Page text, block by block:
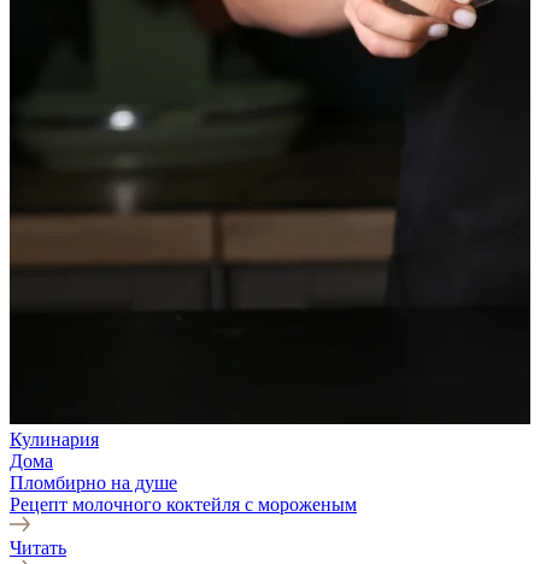
Кулинария
Дома
Пломбирно на душе
Рецепт молочного коктейля с мороженым
Читать